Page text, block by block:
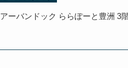
ーバンドック ららぽーと豊洲 3